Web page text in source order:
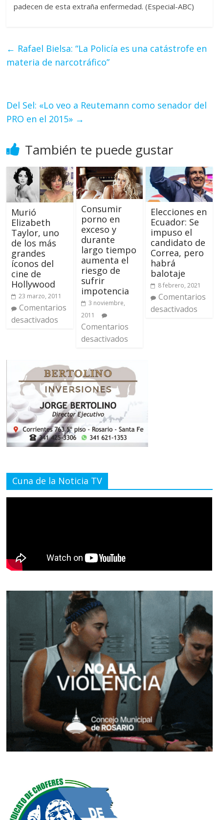
padecen de esta extraña enfermedad. (Especial-ABC)
← Rafael Bielsa: “La Policía es una catástrofe en
materia de narcotráfico”
Del Sel: «Lo veo a Reutemann como senador del
PRO en el 2015» →
También te puede gustar
Murió
Elizabeth
Taylor, uno
de los más
grandes
íconos del
cine de
Hollywood
23 marzo, 2011
Comentarios
desactivados
Consumir
porno en
exceso y
durante
largo tiempo
aumenta el
riesgo de
sufrir
impotencia
3 noviembre,
2011
Comentarios
desactivados
Elecciones en
Ecuador: Se
impuso el
candidato de
Correa, pero
habrá
balotaje
8 febrero, 2021
Comentarios
desactivados
Cuna de la Noticia TV